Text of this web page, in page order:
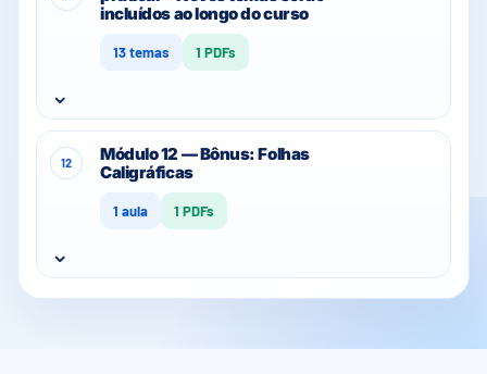
incluídos ao longo do curso
13 temas 1 PDFs
⌄
12
Módulo 12 — Bônus: Folhas
Caligráficas
1 aula 1 PDFs
⌄